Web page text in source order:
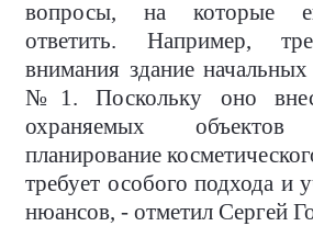
вопросы, на которые
ответить. Например,
внимания здание
№1. Поскольку оно
охраняемых объектов
планирование
требует особого подхода и
нюансов, - отметил Сергей